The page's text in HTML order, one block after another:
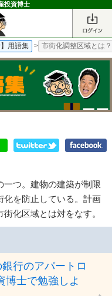
投資博士
】用語集 > 市街化調整区域とは
つ。建物の建築が制限
化を防止している。計画
街化区域とは対をなす。
行のアパートロ
博士で勉強しよ